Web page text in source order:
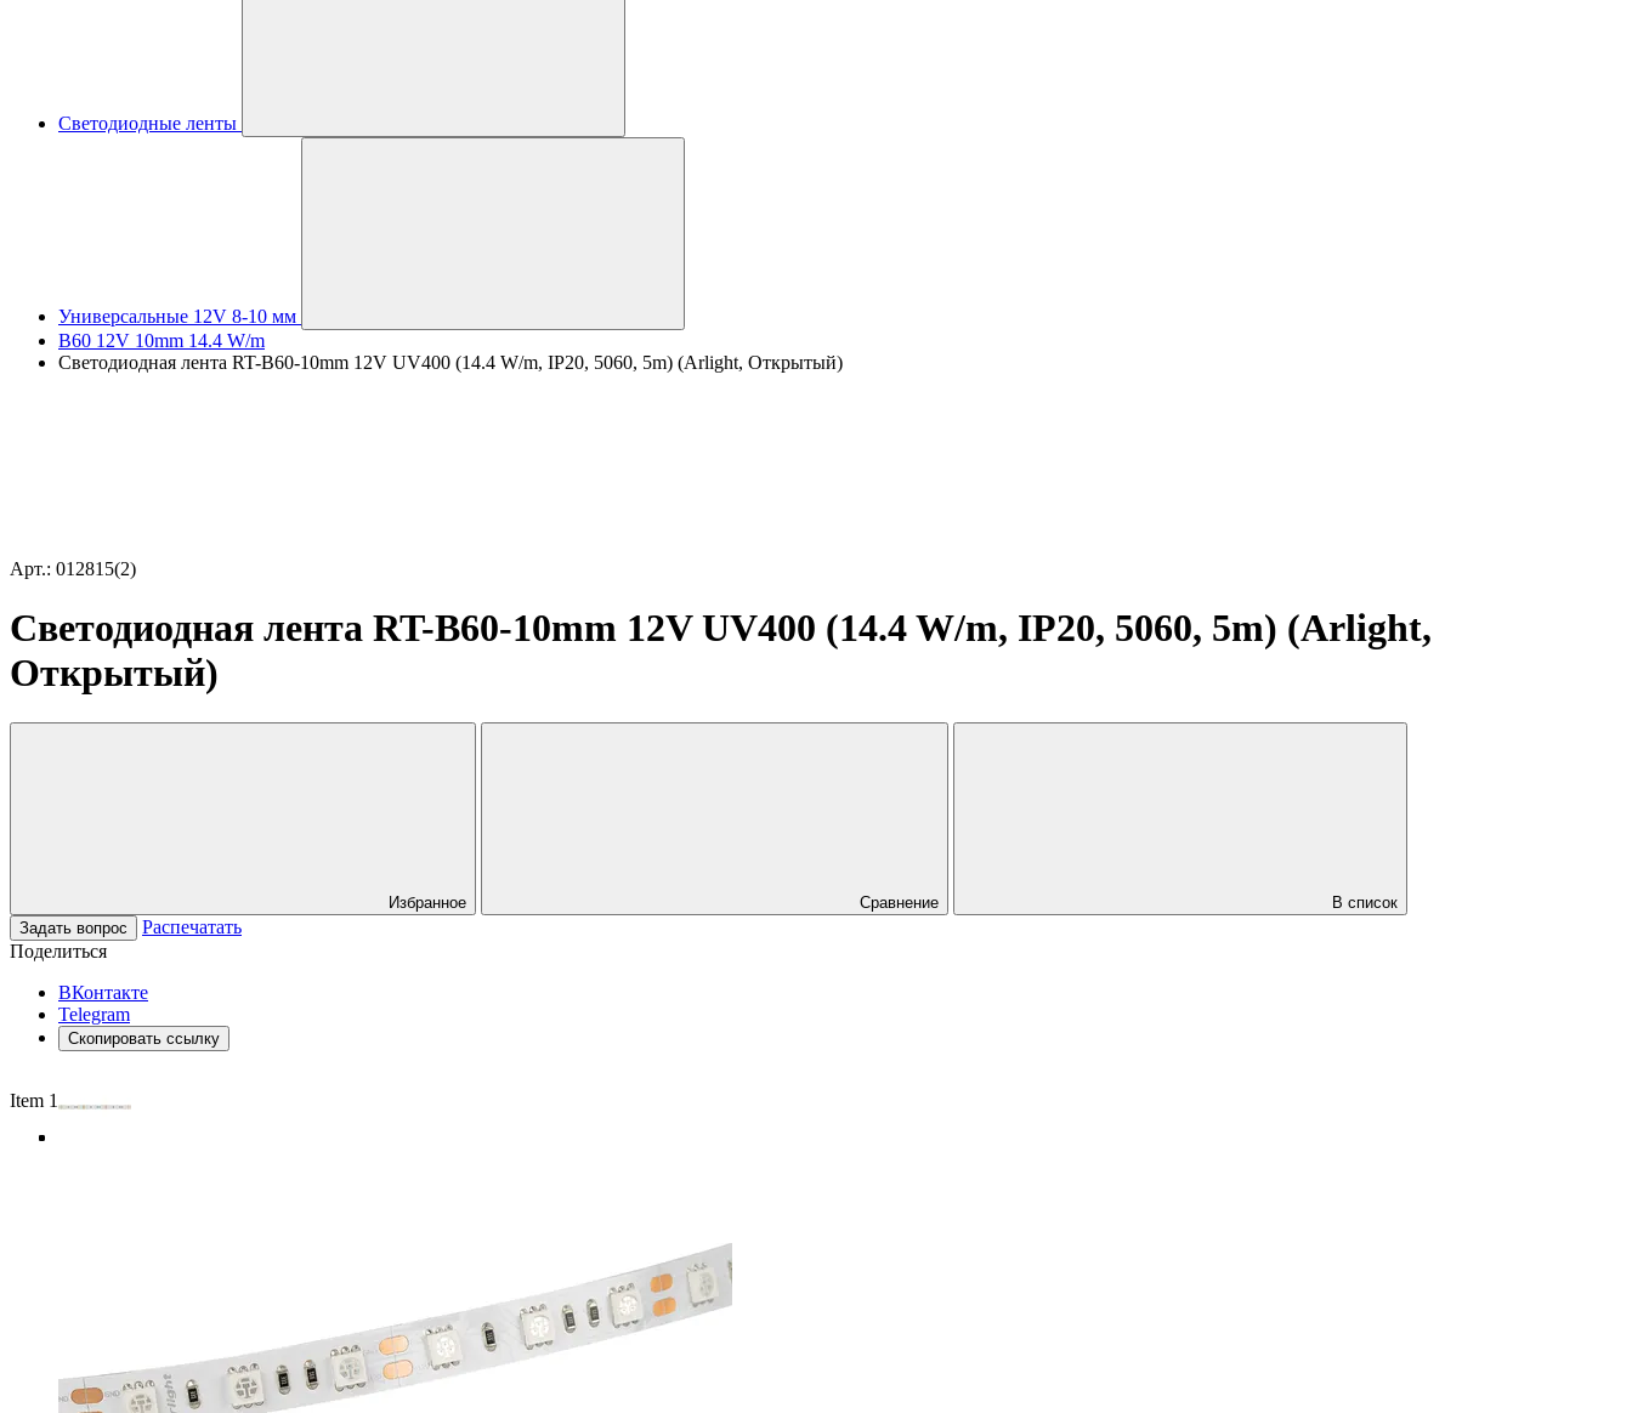
Светодиодные ленты
Универсальные 12V 8-10 мм
B60 12V 10mm 14.4 W/m
Светодиодная лента RT-B60-10mm 12V UV400 (14.4 W/m, IP20, 5060, 5m) (Arlight, Открытый)
Арт.: 012815(2)
Светодиодная лента RT-B60-10mm 12V UV400 (14.4 W/m, IP20, 5060, 5m) (Arlight,
Открытый)
Избранное Сравнение
В список
Задать вопрос
Распечатать
Поделиться
ВКонтакте
Telegram
Скопировать ссылку
Item 1 of 4